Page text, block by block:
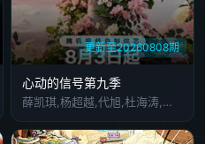
更新至20260808期
心动的信号第九季
薛凯琪,杨超越,代旭,杜海涛,张纯烨